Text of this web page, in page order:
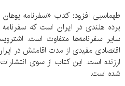
طهماسبی افزود: کتاب «سفرنامه
برده هلندی در ایران است که
سایر سفرنامه‌ها متفاوت است.
اقتصادی مفیدی از مدت اقامتش در
ارزنده است. این کتاب از سوی
شده است.